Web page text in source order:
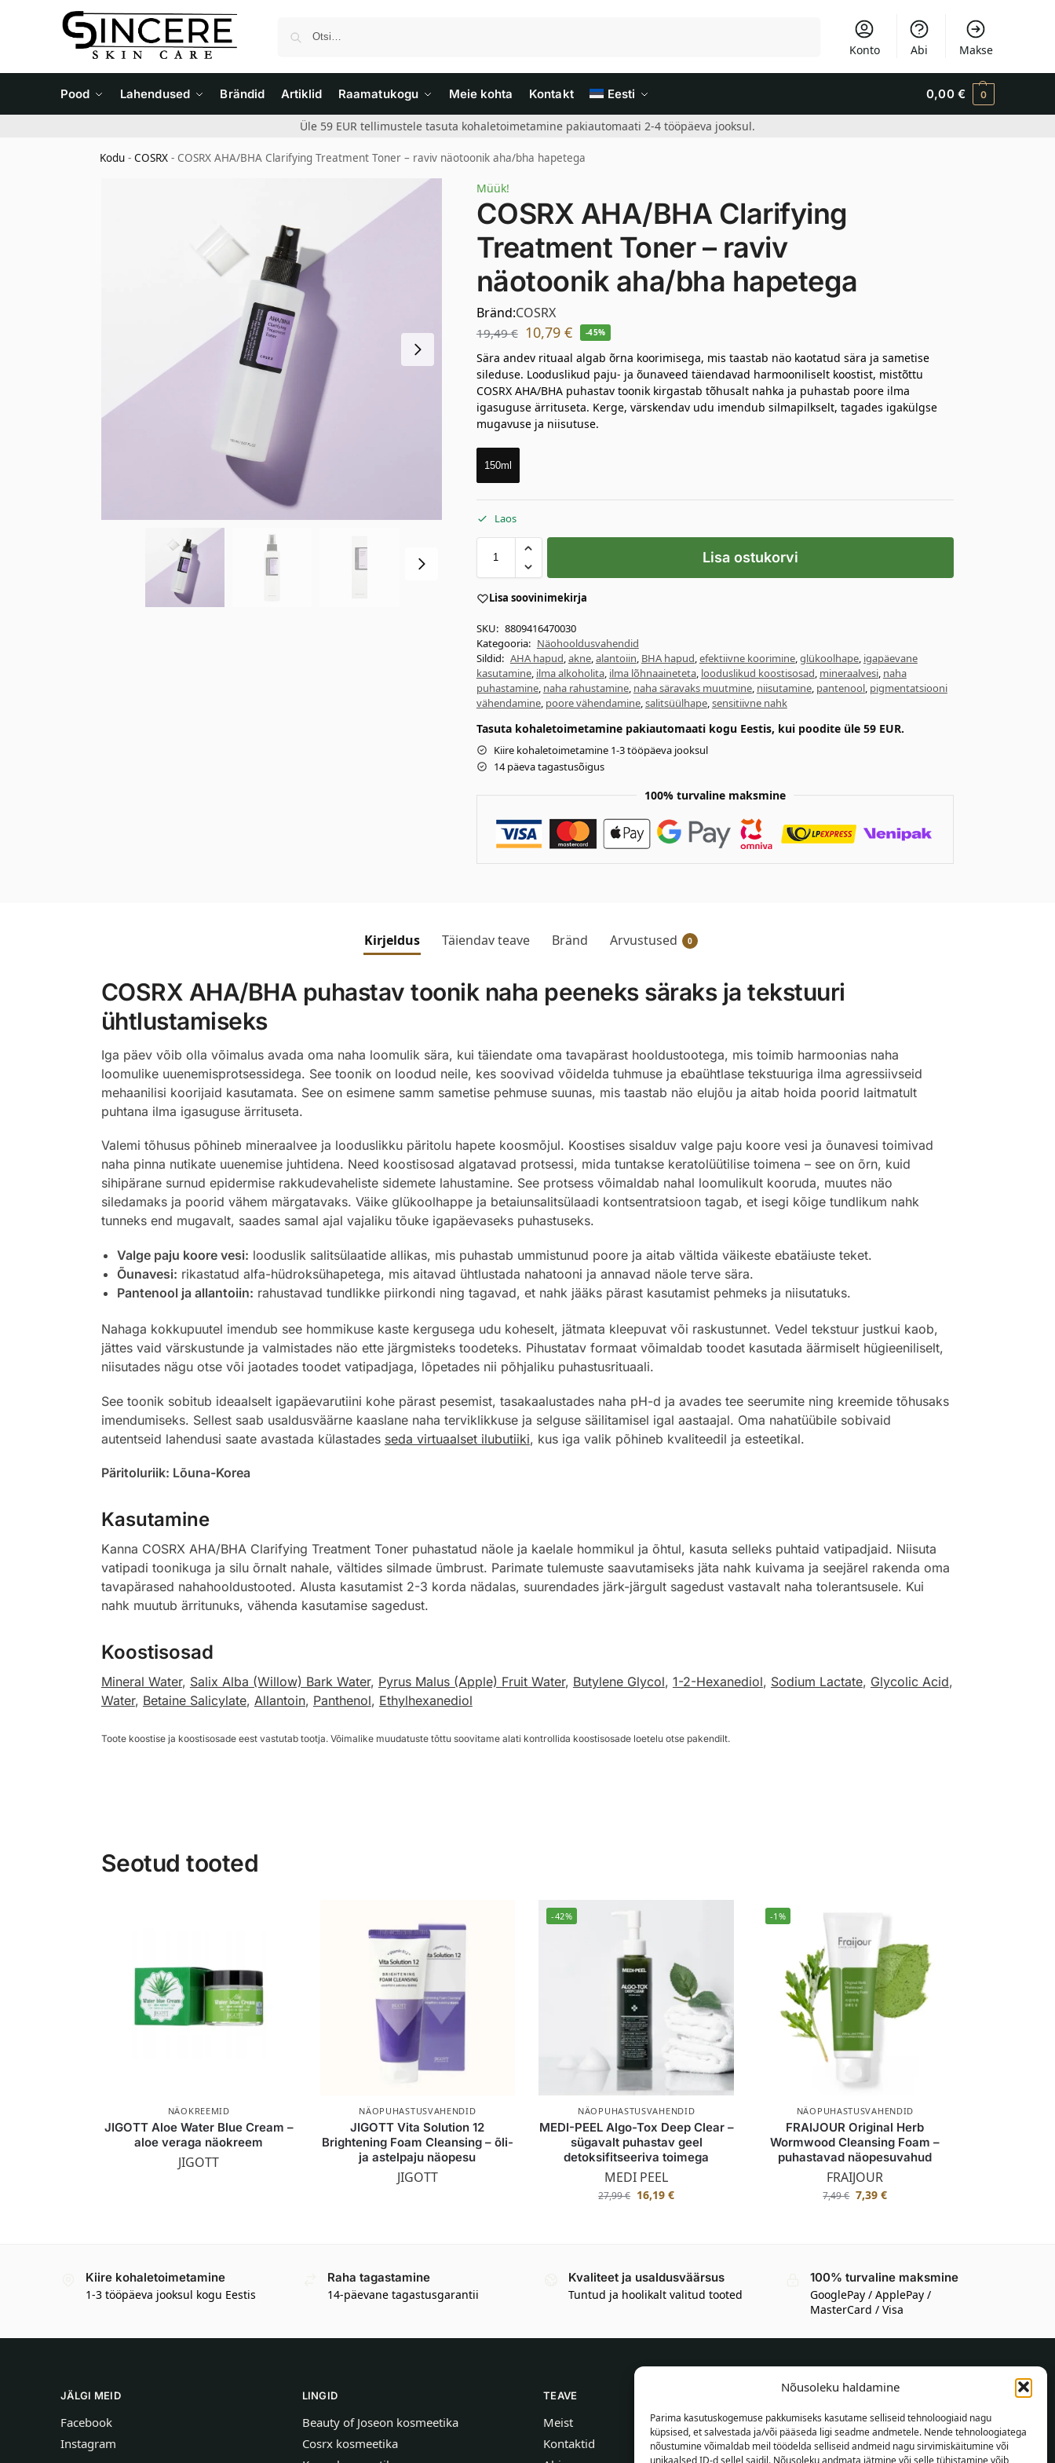
Nõusoleku haldamine
Parima kasutuskogemuse pakkumiseks kasutame selliseid tehnoloogiaid nagu
küpsised, et salvestada ja/või pääseda ligi seadme andmetele. Nende tehnoloogiatega
nõustumine võimaldab meil töödelda selliseid andmeid nagu sirvimiskäitumine või
unikaalsed ID-d sellel saidil. Nõusoleku andmata jätmine või selle tühistamine võib
Konto Abi Makse
Pood Lahendused Brändid Artiklid Raamatukogu Meie kohta Kontakt Eesti 0,00 € 0
Üle 59 EUR tellimustele tasuta kohaletoimetamine pakiautomaati 2-4 tööpäeva jooksul.
Kodu -COSRX - COSRX AHA/BHA Clarifying Treatment Toner – raviv näotoonik aha/bha hapetega
Müük!
COSRX AHA/BHA Clarifying
Treatment Toner – raviv
näotoonik aha/bha hapetega
Bränd:COSRX
19,49€ 10,79 € -45%
Sära andev rituaal algab õrna koorimisega, mis taastab näo kaotatud sära ja sametise
sileduse. Looduslikud paju- ja õunaveed täiendavad harmooniliselt koostist, mistõttu
COSRX AHA/BHA puhastav toonik kirgastab tõhusalt nahka ja puhastab poore ilma
igasuguse ärrituseta. Kerge, värskendav udu imendub silmapilkselt, tagades igakülgse
mugavuse ja niisutuse.
150ml
Laos
Lisa ostukorvi
Lisa soovinimekirja
SKU: 8809416470030
Kategooria: Näohooldusvahendid
Sildid: AHA hapud,akne,alantoiin, BHA hapud,efektiivne koorimine,glükoolhape, igapäevane
kasutamine, ilma alkoholita, ilma lõhnaaineteta, looduslikud koostisosad, mineraalvesi, naha
puhastamine, naha rahustamine, naha säravaks muutmine, niisutamine, pantenool, pigmentatsiooni
vähendamine, poore vähendamine,salitsüülhape,sensitiivne nahk
Tasuta kohaletoimetamine pakiautomaati kogu Eestis, kui poodite üle 59 EUR.
Kiire kohaletoimetamine 1-3 tööpäeva jooksul
14 päeva tagastusõigus
100% turvaline maksmine
Kirjeldus Täiendav teave Bränd Arvustused 0
COSRX AHA/BHA puhastav toonik naha peeneks säraks ja tekstuuri
ühtlustamiseks
Iga päev võib olla võimalus avada oma naha loomulik sära, kui täiendate oma tavapärast hooldustootega, mis toimib harmoonias naha
loomulike uuenemisprotsessidega. See toonik on loodud neile, kes soovivad võidelda tuhmuse ja ebaühtlase tekstuuriga ilma agressiivseid
mehaanilisi koorijaid kasutamata. See on esimene samm sametise pehmuse suunas, mis taastab näo elujõu ja aitab hoida poorid laitmatult
puhtana ilma igasuguse ärrituseta.
Valemi tõhusus põhineb mineraalvee ja looduslikku päritolu hapete koosmõjul. Koostises sisalduv valge paju koore vesi ja õunavesi toimivad
naha pinna nutikate uuenemise juhtidena. Need koostisosad algatavad protsessi, mida tuntakse keratolüütilise toimena – see on õrn, kuid
sihipärane surnud epidermise rakkudevaheliste sidemete lahustamine. See protsess võimaldab nahal loomulikult kooruda, muutes näo
siledamaks ja poorid vähem märgatavaks. Väike glükoolhappe ja betaiunsalitsülaadi kontsentratsioon tagab, et isegi kõige tundlikum nahk
tunneks end mugavalt, saades samal ajal vajaliku tõuke igapäevaseks puhastuseks.
Valge paju koore vesi: looduslik salitsülaatide allikas, mis puhastab ummistunud poore ja aitab vältida väikeste ebatäiuste teket.
Õunavesi: rikastatud alfa-hüdroksühapetega, mis aitavad ühtlustada nahatooni ja annavad näole terve sära.
Pantenool ja allantoiin: rahustavad tundlikke piirkondi ning tagavad, et nahk jääks pärast kasutamist pehmeks ja niisutatuks.
Nahaga kokkupuutel imendub see hommikuse kaste kergusega udu koheselt, jätmata kleepuvat või raskustunnet. Vedel tekstuur justkui kaob,
jättes vaid värskustunde ja valmistades näo ette järgmisteks toodeteks. Pihustatav formaat võimaldab toodet kasutada äärmiselt hügieeniliselt,
niisutades nägu otse või jaotades toodet vatipadjaga, lõpetades nii põhjaliku puhastusrituaali.
See toonik sobitub ideaalselt igapäevarutiini kohe pärast pesemist, tasakaalustades naha pH-d ja avades tee seerumite ning kreemide tõhusaks
imendumiseks. Sellest saab usaldusväärne kaaslane naha terviklikkuse ja selguse säilitamisel igal aastaajal. Oma nahatüübile sobivaid
autentseid lahendusi saate avastada külastades seda virtuaalset ilubutiiki, kus iga valik põhineb kvaliteedil ja esteetikal.
Päritoluriik: Lõuna-Korea
Kasutamine
Kanna COSRX AHA/BHA Clarifying Treatment Toner puhastatud näole ja kaelale hommikul ja õhtul, kasuta selleks puhtaid vatipadjaid. Niisuta
vatipadi toonikuga ja silu õrnalt nahale, vältides silmade ümbrust. Parimate tulemuste saavutamiseks jäta nahk kuivama ja seejärel rakenda oma
tavapärased nahahooldustooted. Alusta kasutamist 2-3 korda nädalas, suurendades järk-järgult sagedust vastavalt naha tolerantsusele. Kui
nahk muutub ärritunuks, vähenda kasutamise sagedust.
Koostisosad
Mineral Water, Salix Alba (Willow) Bark Water, Pyrus Malus (Apple) Fruit Water, Butylene Glycol, 1-2-Hexanediol, Sodium Lactate, Glycolic Acid,
Water, Betaine Salicylate, Allantoin, Panthenol, Ethylhexanediol
Toote koostise ja koostisosade eest vastutab tootja. Võimalike muudatuste tõttu soovitame alati kontrollida koostisosade loetelu otse pakendilt.
Seotud tooted
NÄOKREEMID
JIGOTT Aloe Water Blue Cream –
aloe veraga näokreem
JIGOTT
NÄOPUHASTUSVAHENDID
JIGOTT Vita Solution 12
Brightening Foam Cleansing – õli-
ja astelpaju näopesu
JIGOTT
-42%
NÄOPUHASTUSVAHENDID
MEDI-PEEL Algo-Tox Deep Clear –
sügavalt puhastav geel
detoksifitseeriva toimega
MEDI PEEL
27,99€ 16,19€
-1%
NÄOPUHASTUSVAHENDID
FRAIJOUR Original Herb
Wormwood Cleansing Foam –
puhastavad näopesuvahud
FRAIJOUR
7,49€ 7,39€
Kiire kohaletoimetamine
1-3 tööpäeva jooksul kogu Eestis
Raha tagastamine
14-päevane tagastusgarantii
Kvaliteet ja usaldusväärsus
Tuntud ja hoolikalt valitud tooted
100% turvaline maksmine
GooglePay / ApplePay /
MasterCard / Visa
JÄLGI MEID
Facebook
Instagram
LINGID
Beauty of Joseon kosmeetika
Cosrx kosmeetika
TEAVE
Meist
Kontaktid
TEAVE OSTJALE
Tarnetingimused
Tingimused